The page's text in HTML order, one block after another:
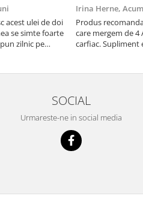
acest ulei de doi
se simte foarte
zilnic pe
Irina Herne,
Produs
care mergem de 4 Ani
carfiac. Supliment
SOCIAL
Urmareste-ne in social media